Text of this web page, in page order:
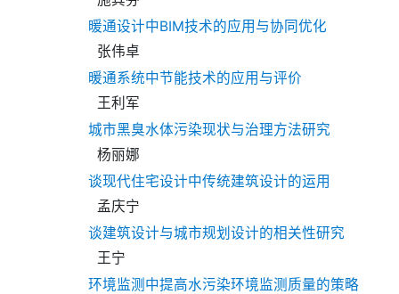
暖通设计中BIM技术的应用与协同优化
张伟卓
暖通系统中节能技术的应用与评价
王利军
城市黑臭水体污染现状与治理方法研究
杨丽娜
谈现代住宅设计中传统建筑设计的运用
孟庆宁
谈建筑设计与城市规划设计的相关性研究
王宁
环境监测中提高水污染环境监测质量的策略